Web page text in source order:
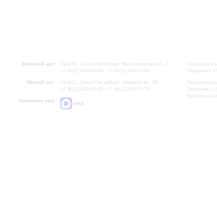
Большой зал:
191186, Санкт-Петербург, Михайловская ул., 2
+7 (812) 240-01-00, +7 (812) 240-01-80
Малый зал:
191011, Санкт-Петербург, Невский пр., 30
+7 (812) 240-01-00, +7 (812) 240-01-70
Напишите нам:
MAX
Часы
Перерыв с
Часы
Перерыв с
Вопросы